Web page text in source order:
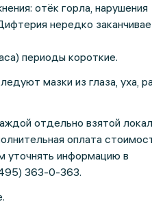
отёк горла, нарушения
нередко
периоды короткие.
мазки из глаза, уха,
отдельно взятой
оплата
уточнять информацию в
363-0-363.